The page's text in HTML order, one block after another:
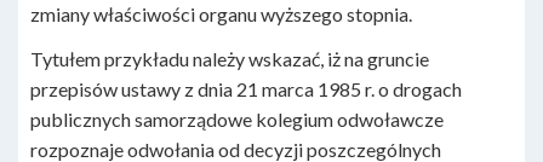
zmiany właściwości organu wyższego stopnia.
Tytułem przykładu należy wskazać, iż na gruncie
przepisów ustawy z dnia 21 marca 1985 r. o drogach
publicznych samorządowe kolegium odwoławcze
rozpoznaje odwołania od decyzji poszczególnych